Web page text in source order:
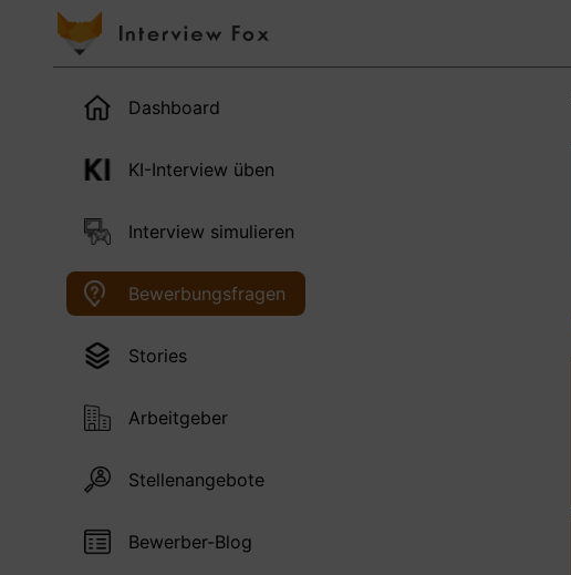
Dashboard
KI-Interview üben
Interview simulieren
Bewerbungsfragen
Stories
Arbeitgeber
Stellenangebote
Bewerber-Blog